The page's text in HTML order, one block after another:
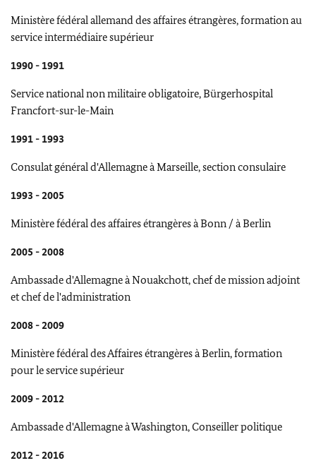
Ministère fédéral allemand des affaires étrangères, formation au
service intermédiaire supérieur
1990 - 1991
Service national non militaire obligatoire, Bürgerhospital
Francfort-sur-le-Main
1991 - 1993
Consulat général d'Allemagne à Marseille, section consulaire
1993 - 2005
Ministère fédéral des affaires étrangères à Bonn / à Berlin
2005 - 2008
Ambassade d'Allemagne à Nouakchott, chef de mission adjoint
et chef de l'administration
2008 - 2009
Ministère fédéral des Affaires étrangères à Berlin, formation
pour le service supérieur
2009 - 2012
Ambassade d'Allemagne à Washington, Conseiller politique
2012 - 2016